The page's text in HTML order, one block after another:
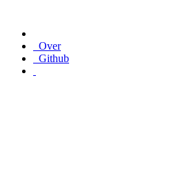
Over
Github